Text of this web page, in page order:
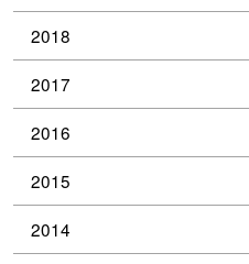
2018
2017
2016
2015
2014